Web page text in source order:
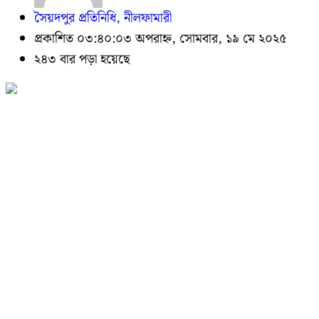
সৈয়দপুর প্রতিনিধি, নীলফামারী
প্রকাশিত ০৩:৪০:০৩ অপরাহ্ন, সোমবার, ১৯ মে ২০২৫
২৪৩ বার পড়া হয়েছে